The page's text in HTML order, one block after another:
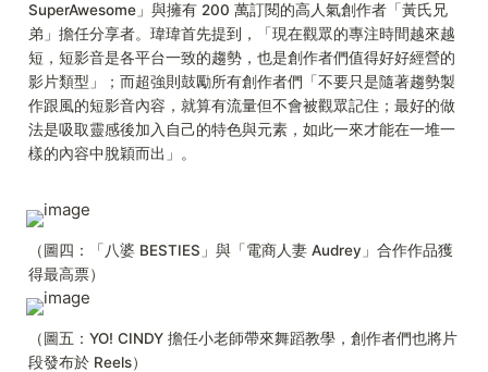
SuperAwesome」與擁有 200 萬訂閱的高人氣創作者「黃氏兄
弟」擔任分享者。瑋瑋首先提到，「現在觀眾的專注時間越來越
短，短影音是各平台一致的趨勢，也是創作者們值得好好經營的
影片類型」；而超強則鼓勵所有創作者們「不要只是隨著趨勢製
作跟風的短影音內容，就算有流量但不會被觀眾記住；最好的做
法是吸取靈感後加入自己的特色與元素，如此一來才能在一堆一
樣的內容中脫穎而出」。
（圖四：「八婆 BESTIES」與「電商人妻 Audrey」合作作品獲
得最高票）
（圖五：YO! CINDY 擔任小老師帶來舞蹈教學，創作者們也將片
段發布於 Reels）